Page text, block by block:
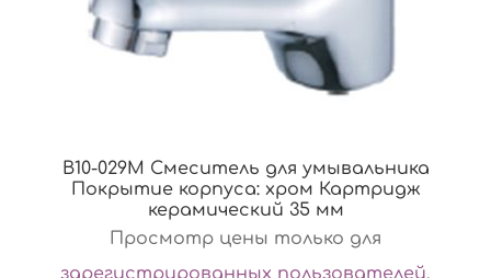
B10-029M Смеситель для умывальника
Покрытие корпуса: хром Картридж
керамический 35 мм
Просмотр цены только для